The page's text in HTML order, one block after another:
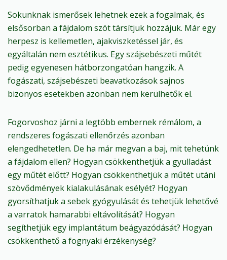
Sokunknak ismerősek lehetnek ezek a fogalmak, és
elsősorban a fájdalom szót társítjuk hozzájuk. Már egy
herpesz is kellemetlen, ajakviszketéssel jár, és
egyáltalán nem esztétikus. Egy szájsebészeti műtét
pedig egyenesen hátborzongatóan hangzik. A
fogászati, szájsebészeti beavatkozások sajnos
bizonyos esetekben azonban nem kerülhetők el.
Fogorvoshoz járni a legtöbb embernek rémálom, a
rendszeres fogászati ellenőrzés azonban
elengedhetetlen. De ha már megvan a baj, mit tehetünk
a fájdalom ellen? Hogyan csökkenthetjük a gyulladást
egy műtét előtt? Hogyan csökkenthetjük a műtét utáni
szövődmények kialakulásának esélyét? Hogyan
gyorsíthatjuk a sebek gyógyulását és tehetjük lehetővé
a varratok hamarabbi eltávolítását? Hogyan
segíthetjük egy implantátum beágyazódását? Hogyan
csökkenthető a fognyaki érzékenység?